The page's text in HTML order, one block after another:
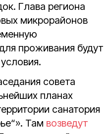
Глава региона
микрорайонов
проживания будут
совета
планах
санатория
Там возведут